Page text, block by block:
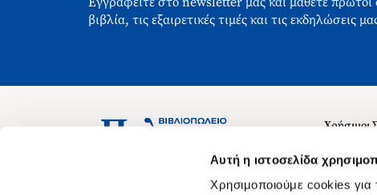
Αυτή η ιστοσελίδα
Χρησιμοποιούμε cookies για
βιβλία, τις εξαιρετικές τιμές και τις εκδηλώσεις
Ασκληπιού 1-3, Αθήνα 106 79
Χρήσιμοι
Σχετικά
Θέσεις